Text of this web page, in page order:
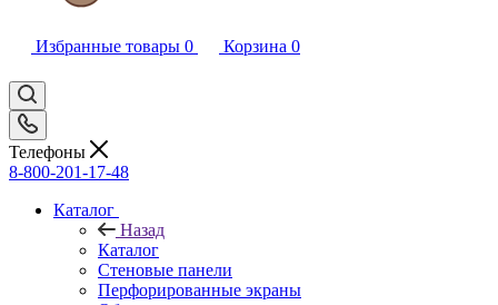
Избранные товары 0 Корзина 0
Телефоны
8-800-201-17-48
Каталог
Назад
Каталог
Стеновые панели
Перфорированные экраны